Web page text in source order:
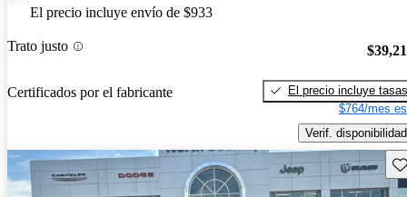
El precio incluye envío de $933
Trato justo
Certificados por el fabricante
El precio incluye tasas
$764/mes
Verif. disponibilidad